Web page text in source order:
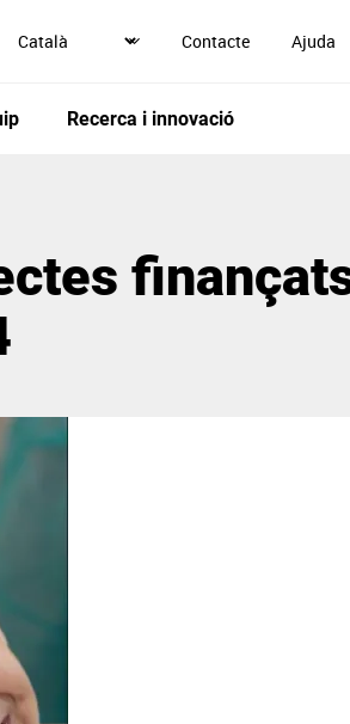
Contacte Ajuda
Recerca i innovació